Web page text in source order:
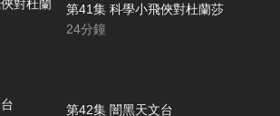
第41集 科學小飛俠對杜蘭莎
24分鐘
第42集 闇黑天文台